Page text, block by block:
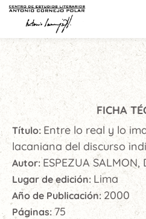
FICHA
Título: Entre lo real y lo
lacaniana del discurso
Autor: ESPEZUA SALMON,
Lugar de edición: Lima
Año de Publicación:2000
Páginas: 75